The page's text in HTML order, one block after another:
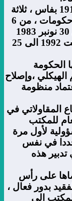
و شغل الفقيد ، المزداد في فاتح مايو 1919 بفاس ، ثلاثة
مرات منصب الوزير الأول ، ضمن ست حكومات ، من 6
غشت 1971 إلى 20 نونبر 1972 ، ثم من 30 نونبر 1983
الى 30 شتنبر 1986 ، وأخيرا من 11 غشت 1992 الى 25
الحكومة
الهيكلي ،وإصلاح
منظومة
المقاولاتي في
للمكتب
لأول مرة
، ثم عين مجددا في نفس
في تدبير هذه
على رأس
بدور فعال ،
الى